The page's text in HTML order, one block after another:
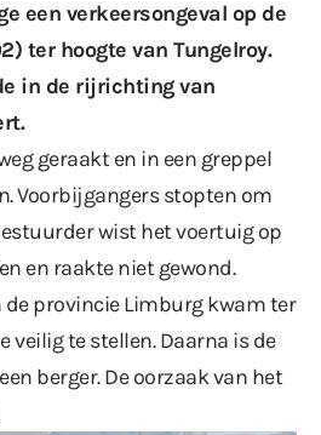
een verkeersongeval op de
ter hoogte van Tungelroy.
in de rijrichting van
geraakt en in een greppel
Voorbijgangers stopten om
wist het voertuig op
en raakte niet gewond.
de provincie Limburg kwam ter
veilig te stellen. Daarna is de
berger. De oorzaak van het